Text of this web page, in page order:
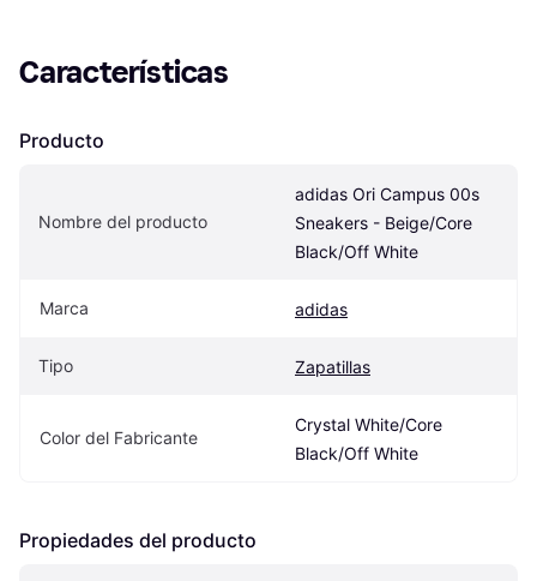
Características
Producto
Nombre del producto
adidas Ori Campus 00s
Sneakers - Beige/Core
Black/Off White
Marca adidas
Tipo Zapatillas
Color del Fabricante
Crystal White/Core
Black/Off White
Propiedades del producto